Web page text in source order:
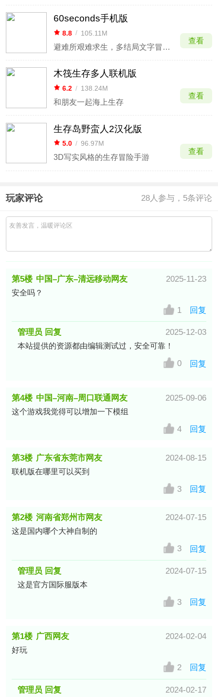
60seconds手机版
8.8 / 105.11M
避难所艰难求生，多结局文字冒险生存
查看
木筏生存多人联机版
6.2 / 138.24M
和朋友一起海上生存
查看
生存岛野蛮人2汉化版
5.0 / 96.97M
3D写实风格的生存冒险手游
查看
玩家评论 28 人参与，5条评论
第5楼 中国–广东–清远移动网友 2025-11-23
安全吗？
1 回复
管理员 回复 2025-12-03
本站提供的资源都由编辑测试过，安全可靠！
0 回复
第4楼 中国–河南–周口联通网友 2025-09-06
这个游戏我觉得可以增加一下模组
4 回复
第3楼 广东省东莞市网友 2024-08-15
联机版在哪里可以买到
3 回复
第2楼 河南省郑州市网友 2024-07-15
这是国内哪个大神自制的
3 回复
管理员 回复 2024-07-15
这是官方国际服版本
3 回复
第1楼 广西网友 2024-02-04
好玩
2 回复
管理员 回复 2024-02-17